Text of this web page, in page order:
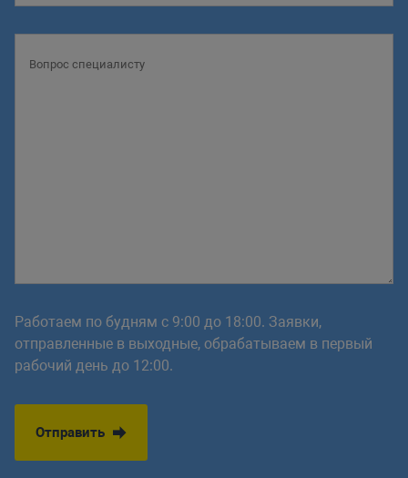
Работаем по будням с 9:00 до 18:00. Заявки,
отправленные в выходные, обрабатываем в первый
рабочий день до 12:00.
Отправить